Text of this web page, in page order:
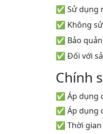
✅ Sử dụng
✅ Không
✅ Bảo
✅ Đối với
Chính
✅ Áp dụng
✅ Áp dụng
✅ Thời